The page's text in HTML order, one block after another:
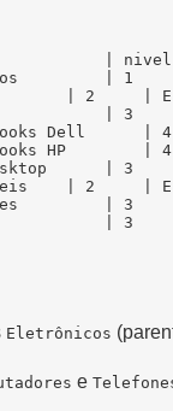
| nivel |
| 1     |
| 2     |
| 3     |
| 4     |
| 4     |
| 3     |
| 2     |
| 3     |
Eletrônicos
e